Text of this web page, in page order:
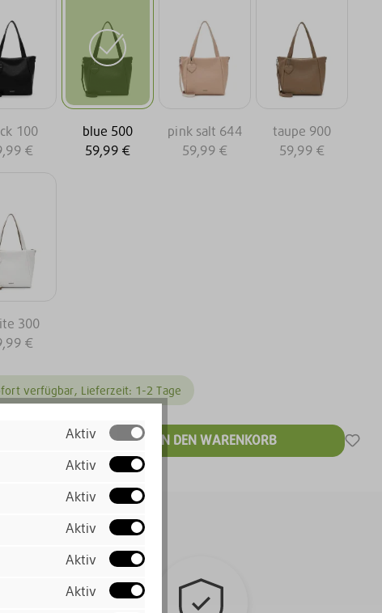
100
€
blue 500
59,99 €
pink salt 644
59,99 €
taupe 900
59,99 €
300
€
verfügbar, Lieferzeit: 1-2 Tage
IN DEN WARENKORB
Aktiv
Aktiv
Aktiv
Aktiv
Aktiv
Aktiv